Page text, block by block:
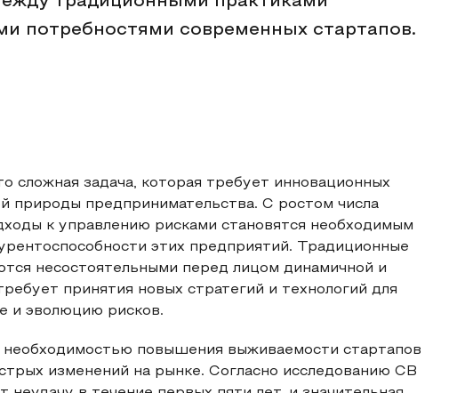
потребностями современных стартапов.
сложная задача, которая требует инновационных
природы предпринимательства. С ростом числа
к управлению рисками становятся необходимым
этих предприятий. Традиционные
несостоятельными перед лицом динамичной и
принятия новых стратегий и технологий для
и эволюцию рисков.
повышения выживаемости стартапов
изменений на рынке. Согласно исследованию CB